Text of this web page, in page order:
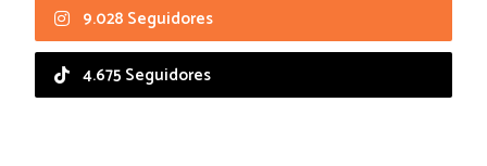
9.028 Seguidores
4.675 Seguidores